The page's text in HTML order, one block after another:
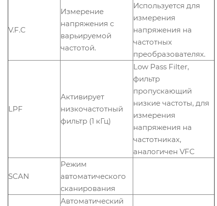
V.F.C
Измерение
напряжения с
варьируемой
частотой.
Используется для
измерения
напряжения на
частотных
преобразователях.
LPF
Активирует
низкочастотный
фильтр (1 кГц)
Low Pass Filter,
фильтр
пропускающий
низкие частоты, для
измерения
напряжения на
частотниках,
аналогичен VFC
SCAN
Режим
автоматического
сканирования
Автоматический